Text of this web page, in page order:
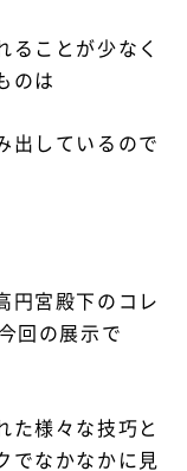
ることが少なく
のは
出しているので
円宮殿下のコレ
回の展示で
た様々な技巧と
でなかなかに見